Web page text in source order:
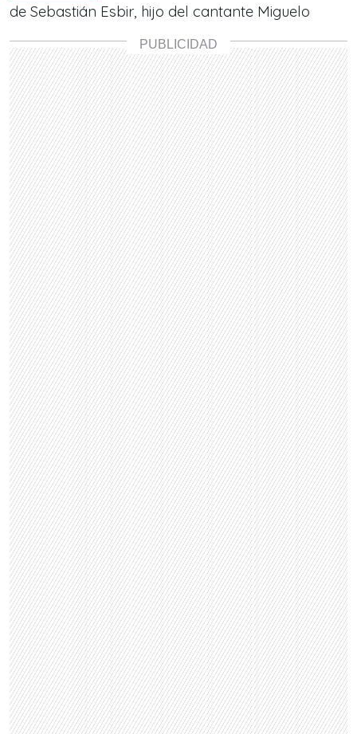
de Sebastián Esbir, hijo del cantante Miguelo